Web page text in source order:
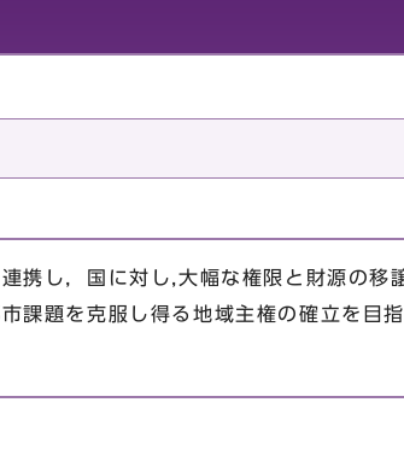
携し，国に対し,大幅な権限と財源の移
課題を克服し得る地域主権の確立を目指